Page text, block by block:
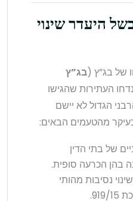
היעדר שינוי
של בג”ץ (בג”ץ
העתירות שהגישו
הגדול לא יישם
של בתי הדין
בהן הכרעה סופית.
נסיבות מהותי